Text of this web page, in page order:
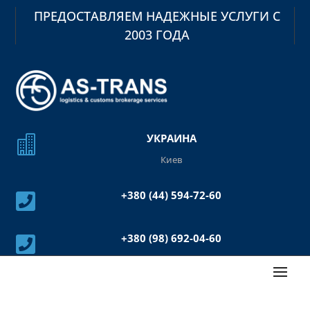
ПРЕДОСТАВЛЯЕМ НАДЕЖНЫЕ УСЛУГИ С
2003 ГОДА
 УКРАИНА
Киев
 +380 (44) 594-72-60
 +380 (98) 692-04-60